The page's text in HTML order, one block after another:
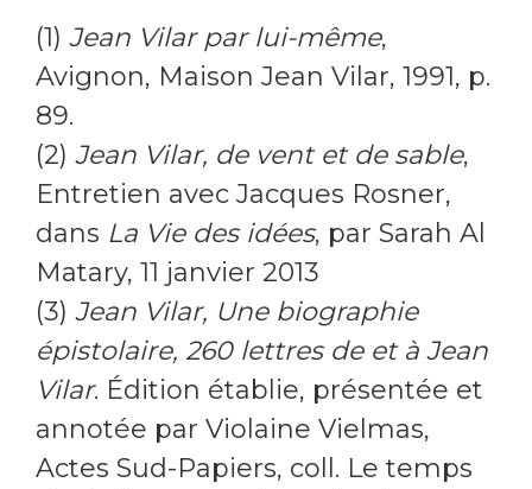
(1) Jean Vilar par lui-même,
Avignon, Maison Jean Vilar, 1991, p.
89.
(2) Jean Vilar, de vent et de sable,
Entretien avec Jacques Rosner,
dans La Vie des idées, par Sarah Al
Matary, 11 janvier 2013
(3) Jean Vilar, Une biographie
épistolaire, 260 lettres de et à Jean
Vilar. Édition établie, présentée et
annotée par Violaine Vielmas,
Actes Sud-Papiers, coll. Le temps